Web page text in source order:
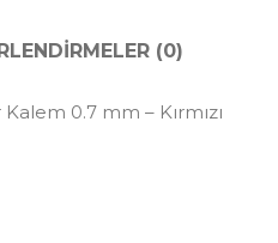
(0)
0.7 mm – Kırmızı